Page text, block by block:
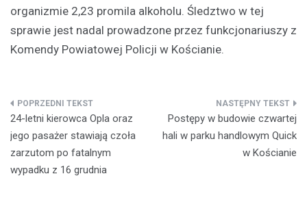
organizmie 2,23 promila alkoholu. Śledztwo w tej
sprawie jest nadal prowadzone przez funkcjonariuszy z
Komendy Powiatowej Policji w Kościanie.
Nawigacja
wpisu
24-letni kierowca Opla oraz
jego pasażer stawiają czoła
zarzutom po fatalnym
wypadku z 16 grudnia
Postępy w budowie czwartej
hali w parku handlowym Quick
w Kościanie